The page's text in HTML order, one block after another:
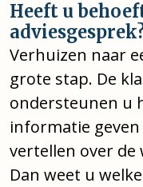
Heeft u
Verhuizen naar
grote stap. De
ondersteunen u
informatie
vertellen over de
Dan weet u